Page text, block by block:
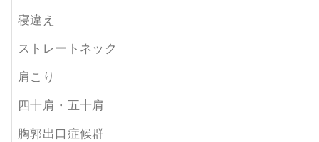
寝違え
ストレートネック
肩こり
四十肩・五十肩
胸郭出口症候群